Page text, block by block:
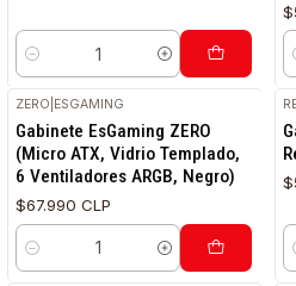
Cantidad
ZERO ESGAMING
Gabinete EsGaming ZERO
(Micro ATX, Vidrio Templado,
6 Ventiladores ARGB, Negro)
$67.990 CLP
Cantidad